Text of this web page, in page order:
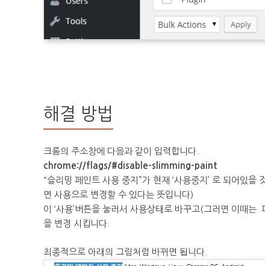
해결 방법
크롬의 주소창에 다음과 같이 입력합니다.
chrome://flags/#disable-slimming-paint
“슬리밍 페인트 사용 중지”가 현재 ‘사용중지’ 로 되어있
면 사용으로 변경할 수 있다는 뜻입니다)
이 ‘사용’버튼을 눌러서 사용상태로 바꾸고(그러면 이때는
을 변경 시킵니다.
최종적으로 아래의 그림처럼 바뀌면 됩니다.